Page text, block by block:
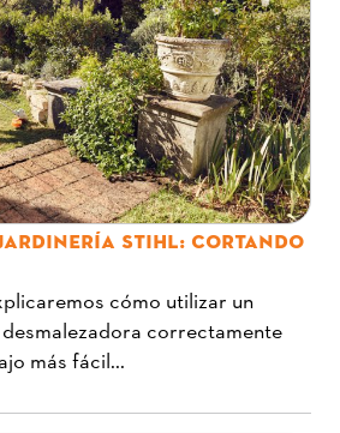
STIHL: CORTANDO
cómo utilizar un
correctamente
más fácil...